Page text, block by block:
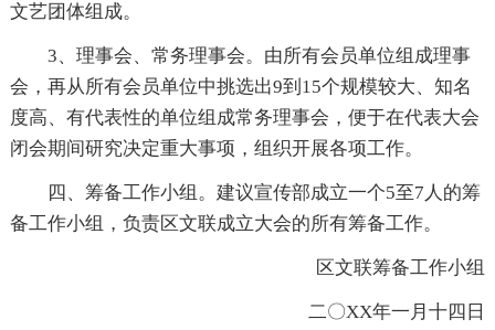
文艺团体组成。
3、理事会、常务理事会。由所有会员单位组成理事
会，再从所有会员单位中挑选出9到15个规模较大、知名
度高、有代表性的单位组成常务理事会，便于在代表大会
闭会期间研究决定重大事项，组织开展各项工作。
四、筹备工作小组。建议宣传部成立一个5至7人的筹
备工作小组，负责区文联成立大会的所有筹备工作。
区文联筹备工作小组
二〇XX年一月十四日